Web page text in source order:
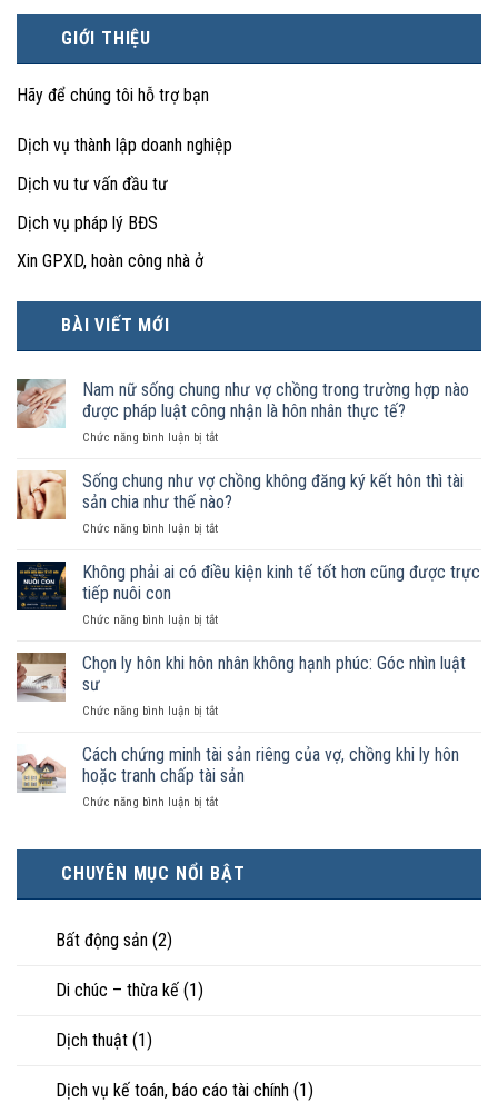
GIỚI THIỆU
Hãy để chúng tôi hỗ trợ bạn
Dịch vụ thành lập doanh nghiệp
Dịch vu tư vấn đầu tư
Dịch vụ pháp lý BĐS
Xin GPXD, hoàn công nhà ở
BÀI VIẾT MỚI
Nam nữ sống chung như vợ chồng trong trường hợp nào
được pháp luật công nhận là hôn nhân thực tế?
Chức năng bình luận bị tắtở
nữ
sống
chung
như
chồng
hợp
được
là
hôn
Sống chung như vợ chồng không đăng ký kết hôn thì tài
sản chia như thế nào?
Chức năng bình luận bị tắtở
chung
chồng
đăng
hôn
tài
sản
nào?
Không phải ai có điều kiện kinh tế tốt hơn cũng được trực
tiếp nuôi con
Chức năng bình luận bị tắtở
phải
điều
kinh
tế
hơn
trực
tiếp
nuôi
Chọn ly hôn khi hôn nhân không hạnh phúc: Góc nhìn luật
sư
Chức năng bình luận bị tắtở
ly
hôn
khi
hôn
hạnh
phúc:
Góc
Cách chứng minh tài sản riêng của vợ, chồng khi ly hôn
hoặc tranh chấp tài sản
Chức năng bình luận bị tắtở
tài
sản
chấp
CHUYÊN MỤC NỔI BẬT
Bất động sản (2)
Di chúc – thừa kế (1)
Dịch thuật (1)
Dịch vụ kế toán, báo cáo tài chính (1)